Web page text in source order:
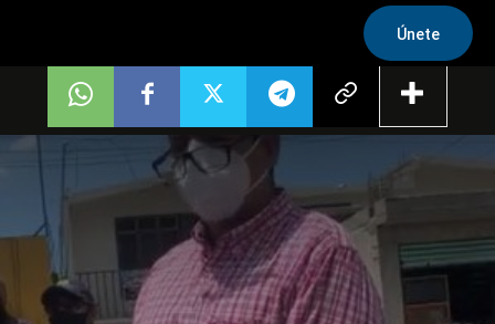
Únete